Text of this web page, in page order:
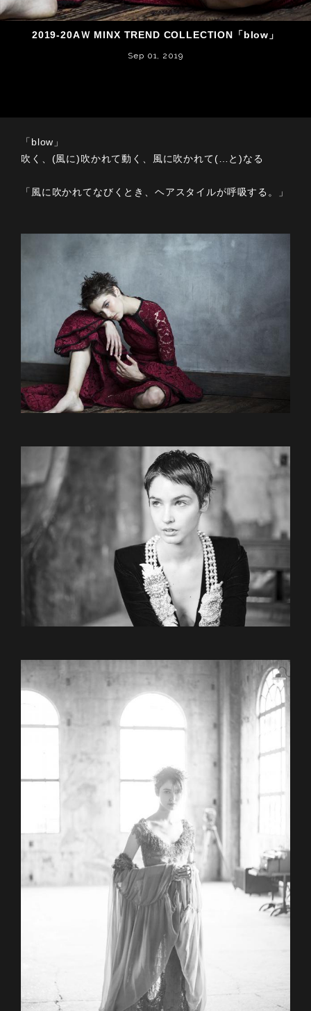
2019-20AＷ MINX TREND COLLECTION「blow」
Sep 01, 2019
「blow」
吹く、(風に)吹かれて動く、風に吹かれて(…と)なる
「風に吹かれてなびくとき、ヘアスタイルが呼吸する。」